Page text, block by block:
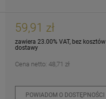
59,91 zł
zawiera 23.00% VAT, bez kosztów
dostawy
Cena netto: 48,71 zł
POWIADOM O DOSTĘPNOŚCI